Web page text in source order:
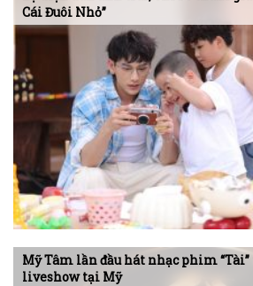
Cái Đuôi Nhỏ”
Mỹ Tâm lần đầu hát nhạc phim
liveshow tại Mỹ